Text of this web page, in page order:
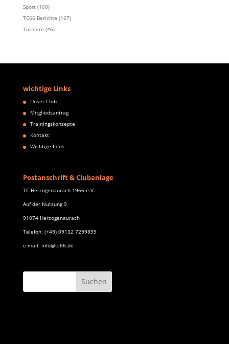
Sport(160)
TC66 Berichte (167)
Turniere (46)
wichtige Links
Unser Club
Mitgliedsantrag
Trainingskonzepte
Kontakt
Wichtige Infos
Postanschrift & Clubanlage
TC Herzogenaurach 1966 e.V.
Auf der Nutzung 9
91074 Herzogenaurach
Telefon: (+49) 09132 7299899
e-mail: info@tc66.de